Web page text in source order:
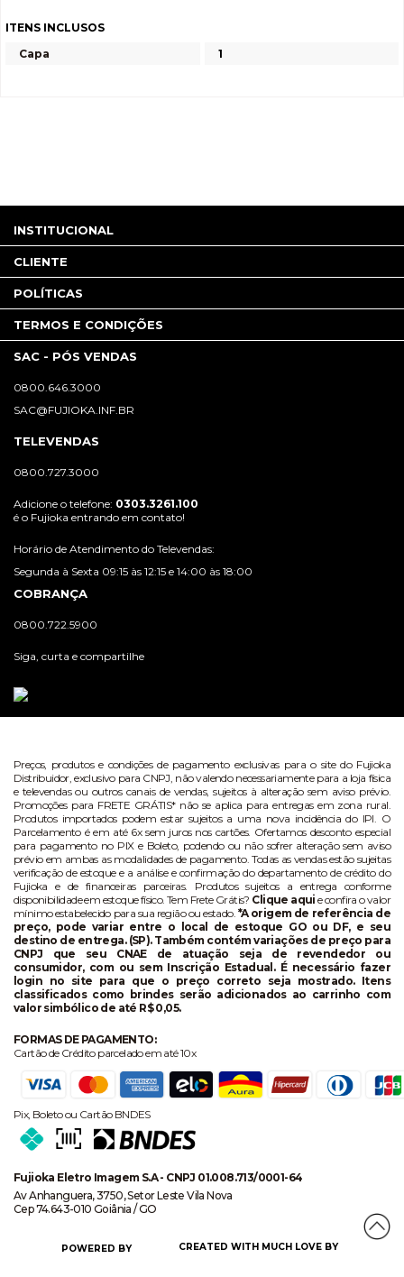
ITENS INCLUSOS
Capa
1
INSTITUCIONAL
CLIENTE
POLÍTICAS
TERMOS E CONDIÇÕES
SAC - PÓS VENDAS
0800.646.3000
SAC@FUJIOKA.INF.BR
TELEVENDAS
0800.727.3000
Adicione o telefone: 0303.3261.100
é o Fujioka entrando em contato!
Horário de Atendimento do Televendas:
Segunda à Sexta 09:15 às 12:15 e 14:00 às 18:00
COBRANÇA
0800.722.5900
Siga, curta e compartilhe
Preços, produtos e condições de pagamento exclusivas para o site do Fujioka
Distribuidor, exclusivo para CNPJ, não valendo necessariamente para a loja física
e televendas ou outros canais de vendas, sujeitos à alteração sem aviso prévio.
Promoções para FRETE GRÁTIS* não se aplica para entregas em zona rural.
Produtos importados podem estar sujeitos a uma nova incidência do IPI. O
Parcelamento é em até 6x sem juros nos cartões. Ofertamos desconto especial
para pagamento no PIX e Boleto, podendo ou não sofrer alteração sem aviso
prévio em ambas as modalidades de pagamento. Todas as vendas estão sujeitas
verificação de estoque e a análise e confirmação do departamento de crédito do
Fujioka e de financeiras parceiras. Produtos sujeitos a entrega conforme
disponibilidade em estoque físico. Tem Frete Grátis? Clique aqui e confira o valor
mínimo estabelecido para sua região ou estado. *A origem de referência de
preço, pode variar entre o local de estoque GO ou DF, e seu
destino de entrega. (SP). Também contém variações de preço para
CNPJ que seu CNAE de atuação seja de revendedor ou
consumidor, com ou sem Inscrição Estadual. É necessário fazer
login no site para que o preço correto seja mostrado. Itens
classificados como brindes serão adicionados ao carrinho com
valor simbólico de até R$ 0,05.
FORMAS DE PAGAMENTO:
Cartão de Crédito parcelado em até 10x
Pix, Boleto ou Cartão BNDES
Fujioka Eletro Imagem S.A - CNPJ 01.008.713/0001-64
Av Anhanguera, 3750, Setor Leste Vila Nova
Cep 74.643-010 Goiânia / GO
POWERED BY CREATED WITH MUCH LOVE BY